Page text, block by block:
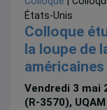
États-Unis
Colloque
la loupe de
américaines
Vendredi 3 mai
(R-3570), UQAM